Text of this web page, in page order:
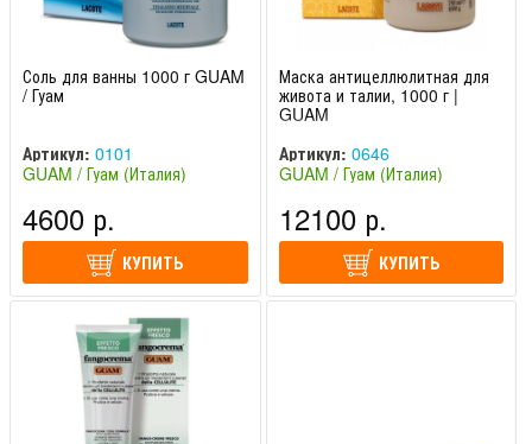
Соль для ванны 1000 г GUAM
/ Гуам
Артикул: 0101
GUAM / Гуам (Италия)
4600 р.
КУПИТЬ
Маска антицеллюлитная для
живота и талии, 1000 г |
GUAM
Артикул: 0646
GUAM / Гуам (Италия)
12100 р.
КУПИТЬ